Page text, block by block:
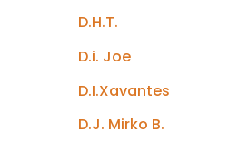
D.H.T.
D.i. Joe
D.I.Xavantes
D.J. Mirko B.